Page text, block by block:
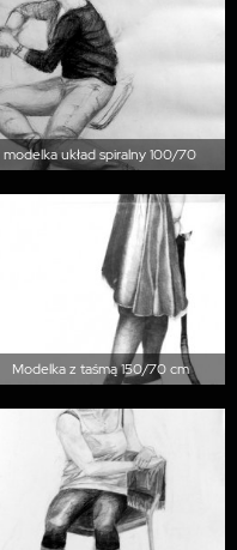
modelka układ spiralny 100/70
Modelka z taśmą 150/70 cm